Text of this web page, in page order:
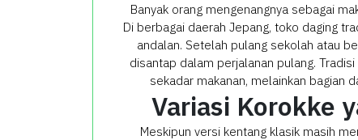
Banyak orang mengenangnya sebagai
Di berbagai daerah Jepang, toko daging
andalan. Setelah pulang sekolah atau
disantap dalam perjalanan pulang.
sekadar makanan, melainkan bagian
Variasi Korokke
Meskipun versi kentang klasik masih